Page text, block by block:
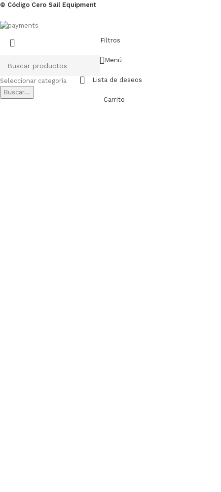
© Código Cero Sail Equipment
Seleccionar categoría
Buscar...
Filtros
Menú
Lista de deseos
Carrito